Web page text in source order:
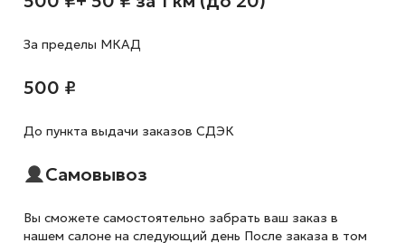
За пределы МКАД
500 ₽
До пункта выдачи заказов СДЭК
Самовывоз
Вы сможете самостоятельно забрать ваш заказ в
нашем салоне на следующий день После заказа в том